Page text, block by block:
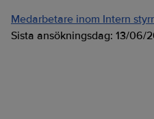
Medarbetare inom Intern
Sista ansökningsdag: 13/06/